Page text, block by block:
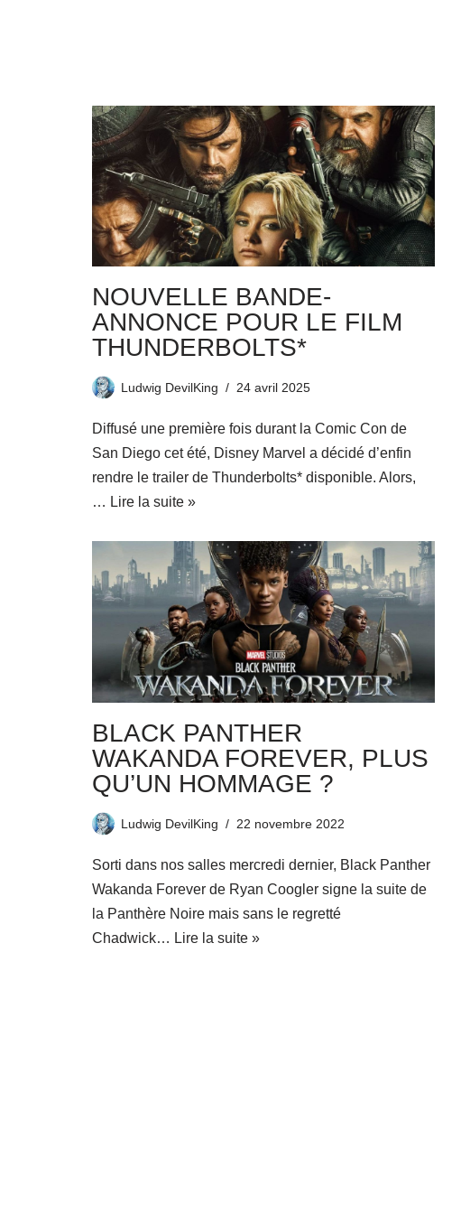
NOUVELLE BANDE-
ANNONCE POUR LE FILM
THUNDERBOLTS*
Ludwig DevilKing 24 avril 2025
Diffusé une première fois durant la Comic Con de
San Diego cet été, Disney Marvel a décidé d’enfin
rendre le trailer de Thunderbolts* disponible. Alors,
… Lire la suite »
BLACK PANTHER
WAKANDA FOREVER, PLUS
QU’UN HOMMAGE ?
Ludwig DevilKing 22 novembre 2022
Sorti dans nos salles mercredi dernier, Black Panther
Wakanda Forever de Ryan Coogler signe la suite de
la Panthère Noire mais sans le regretté
Chadwick… Lire la suite »